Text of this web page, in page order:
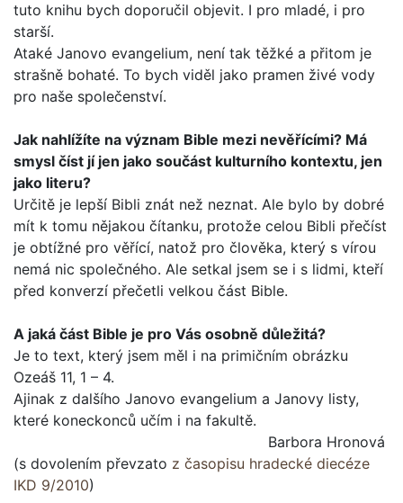
tuto kni­hu bych doporučil objevit. I pro mladé, i pro
starší.
Ataké Janovo evangelium, není tak těžké a přitom je
strašně bohaté. To bych viděl jako pramen živé vody
pro naše spole­čenství.
Jak nahlížíte na význam Bible mezi nevěřícími? Má
smysl číst jí jen jako součást kulturního kontextu, jen
jako lite­ru?
Určitě je lepší Bibli znát než neznat. Ale bylo by dobré
mít k tomu nějakou čítanku, protože celou Bibli přečíst
je obtížné pro věřící, natož pro člověka, který s vírou
nemá nic společ­ného. Ale setkal jsem se i s lidmi, kteří
před konverzí přečetli velkou část Bible.
A jaká část Bible je pro Vás osobně důležitá?
Je to text, který jsem měl i na primičním obrázku
Ozeáš 11, 1 – 4.
Ajinak z dalšího Janovo evangelium a Janovy listy,
které koneckonců učím i na fakultě.
Barbora Hronová
(s dovolením převzato z časopisu hradecké diecéze
IKD 9/2010)